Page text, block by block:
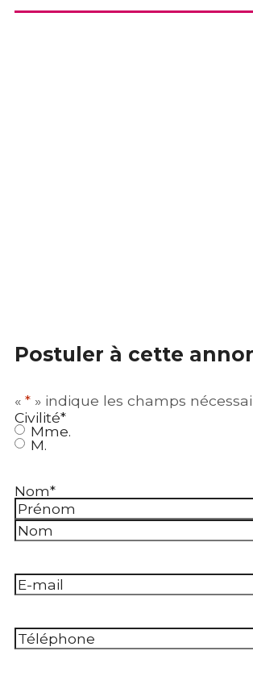
Postuler à cette
« *» indique les champs
Civilité*
Mme.
M.
Nom*
Prénom
E-
mail*
Téléphone*